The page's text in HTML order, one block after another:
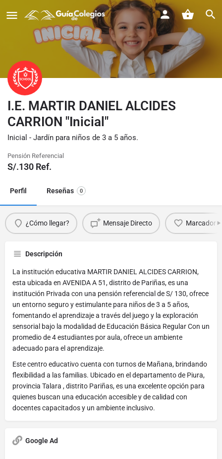
I.E. MARTIR DANIEL ALCIDES
CARRION "Inicial"
Inicial - Jardín para niños de 3 a 5 años.
Pensión Referencial
S/.130 Ref.
Perfil Reseñas 0
¿Cómo llegar? Mensaje Directo Marcador
Descripción
La institución educativa MARTIR DANIEL ALCIDES CARRION,
esta ubicada en AVENIDA A 51, distrito de Pariñas, es una
institución Privada con una pensión referencial de S/ 130, ofrece
un entorno seguro y estimulante para niños de 3 a 5 años,
fomentando el aprendizaje a través del juego y la exploración
sensorial bajo la modalidad de Educación Básica Regular Con un
promedio de 4 estudiantes por aula, ofrece un ambiente
adecuado para el aprendizaje.
Este centro educativo cuenta con turnos de Mañana, brindando
flexibilidad a las familias. Ubicado en el departamento de Piura,
provincia Talara , distrito Pariñas, es una excelente opción para
quienes buscan una educación accesible y de calidad con
docentes capacitados y un ambiente inclusivo.
Google Ad